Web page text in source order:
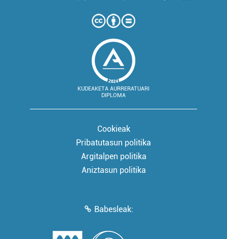
KUDEAKETA AURRERATUARI
DIPLOMA
Cookieak
Pribatutasun politika
Argitalpen politika
Aniztasun politika
Babesleak: